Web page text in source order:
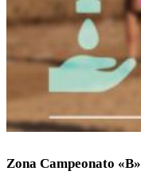
Zona Campeonato «B»